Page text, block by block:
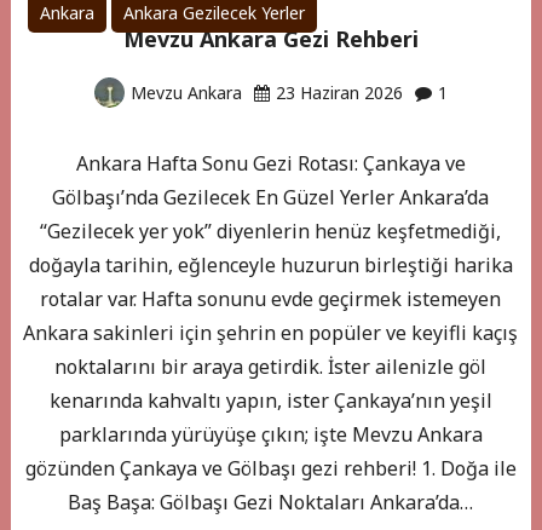
Ankara Ankara Gezilecek Yerler
Mevzu Ankara Gezi Rehberi
Mevzu Ankara 23 Haziran 2026 1
Ankara Hafta Sonu Gezi Rotası: Çankaya ve
Gölbaşı’nda Gezilecek En Güzel Yerler Ankara’da
“Gezilecek yer yok” diyenlerin henüz keşfetmediği,
doğayla tarihin, eğlenceyle huzurun birleştiği harika
rotalar var. Hafta sonunu evde geçirmek istemeyen
Ankara sakinleri için şehrin en popüler ve keyifli kaçış
noktalarını bir araya getirdik. İster ailenizle göl
kenarında kahvaltı yapın, ister Çankaya’nın yeşil
parklarında yürüyüşe çıkın; işte Mevzu Ankara
gözünden Çankaya ve Gölbaşı gezi rehberi! 1. Doğa ile
Baş Başa: Gölbaşı Gezi Noktaları Ankara’da…